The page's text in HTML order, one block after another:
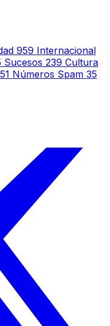
959 Internacional
Sucesos 239 Cultura
51 Números Spam 35